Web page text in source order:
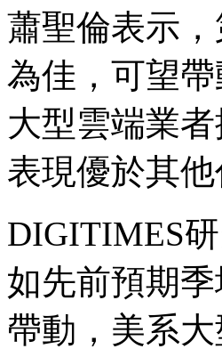
蕭聖倫表示
為佳，可望
大型雲端業
表現優於其他
DIGITIMES
如先前預期
帶動，美系